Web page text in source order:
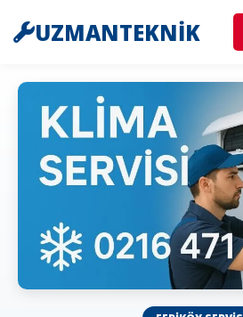
UZMANTEKNİK